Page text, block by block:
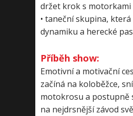
držet krok s motorkami
• taneční skupina,
dynamiku a herecké
Příběh show:
Emotivní a motivační
začíná na koloběžce,
motokrosu a postupně
na nejdrsnější závod